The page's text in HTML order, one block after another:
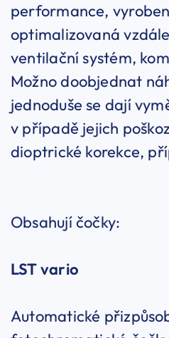
performance,
optimalizovaná
ventilační systém,
Možno doobjednat
jednoduše se dají
v případě jejich
dioptrické korekce,
Obsahují čočky:
LSTvario
Automatické